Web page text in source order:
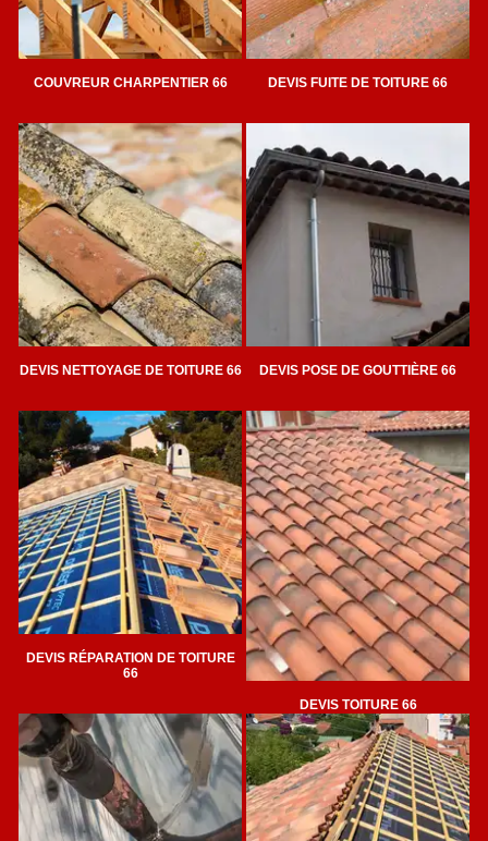
COUVREUR CHARPENTIER 66 DEVIS FUITE DE TOITURE 66
DEVIS NETTOYAGE DE TOITURE 66 DEVIS POSE DE GOUTTIÈRE 66
DEVIS RÉPARATION DE TOITURE
66
DEVIS TOITURE 66